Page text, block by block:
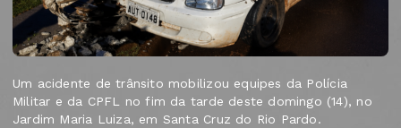
Um acidente de trânsito mobilizou equipes da Polícia
Militar e da CPFL no fim da tarde deste domingo (14), no
Jardim Maria Luiza, em Santa Cruz do Rio Pardo.